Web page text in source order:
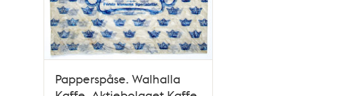
Papperspåse. Walhalla